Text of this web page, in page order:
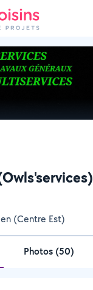
(Centre Est)
Photos (50)